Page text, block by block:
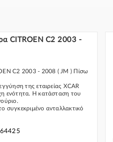
CITROEN C2 2003 -
C2 2003 - 2008 ( JM ) Πίσω
της εταιρείας XCAR
ενότητα. Η κατάσταση του
συγκεκριμένο ανταλλακτικό